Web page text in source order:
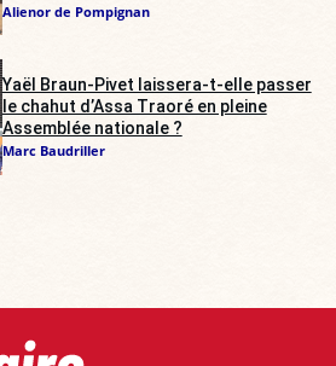
Alienor de Pompignan
Yaël Braun-Pivet laissera-t-elle passer
le chahut d’Assa Traoré en pleine
Assemblée nationale ?
Marc Baudriller